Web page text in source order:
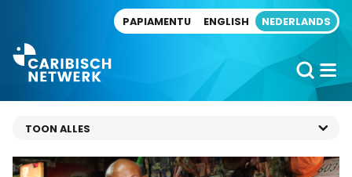
PAPIAMENTU ENGLISH NEDERLANDS